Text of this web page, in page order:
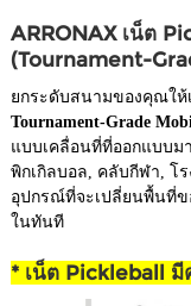
ARRONAX เน็ต
(Tournament-
ยกระดับสนามของคุณให้
Tournament-Grade
แบบเคลื่อนที่ที่ออกแบบม
พิกเกิลบอล, คลับกีฬา, โ
อุปกรณ์ที่จะเปลี่ยนพื้นที่
ในทันที
* เน็ต Pickleball มี